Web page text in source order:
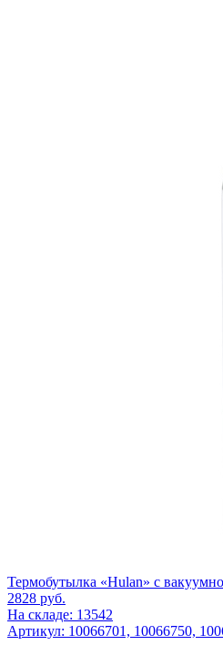
Термобутылка «Hulan» с
2828 руб.
На складе: 13542
Артикул: 10066701, 10066750,